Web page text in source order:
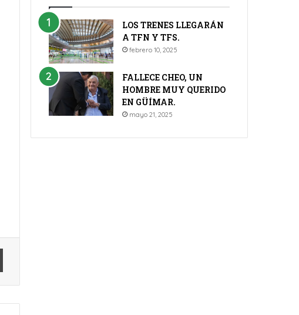
Imprimir
LOS TRENES LLEGARÁN
A TFN Y TFS.
febrero 10, 2025
FALLECE CHEO, UN
HOMBRE MUY QUERIDO
EN GÜÍMAR.
mayo 21, 2025